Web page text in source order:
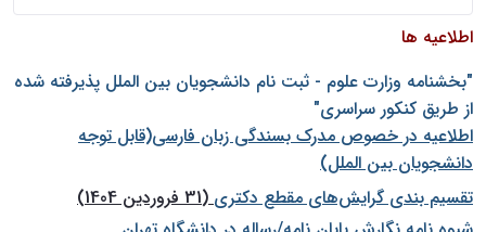
اطلاعیه ها
"بخشنامه وزارت علوم - ثبت نام دانشجويان بين الملل پذيرفته شده
از طريق كنكور سراسری"
اطلاعیه در خصوص مدرک بسندگی زبان فارسی(قابل توجه
دانشجویان بین الملل)
تقسیم بندی گرایش‌های مقطع دکتری(31 فروردین 1404)